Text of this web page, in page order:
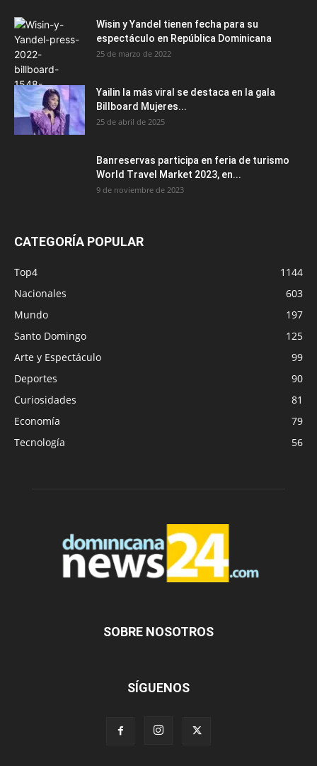
Wisin y Yandel tienen fecha para su
espectáculo en República Dominicana
25 de marzo de 2022
Yailin la más viral se destaca en la gala
Billboard Mujeres...
25 de abril de 2025
Banreservas participa en feria de turismo
World Travel Market 2023, en...
9 de noviembre de 2023
CATEGORÍA POPULAR
Top4
1144
Nacionales
603
Mundo
197
Santo Domingo
125
Arte y Espectáculo
99
Deportes
90
Curiosidades
81
Economía
79
Tecnología
56
SOBRE NOSOTROS
SÍGUENOS